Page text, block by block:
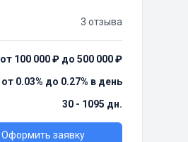
3 отзыва
от 100 000 ₽ до 500 000 ₽
от 0.03% до 0.27% в день
30 - 1095 дн.
Оформить заявку